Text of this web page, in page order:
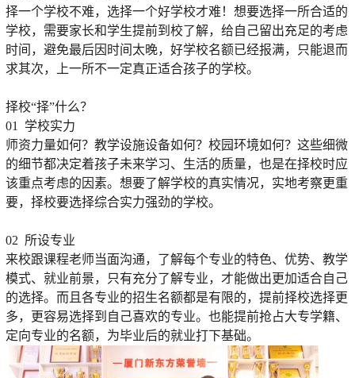
择一个学校不难，选择一个好学校才难！想要选择一所合适的
学校，需要家长和学生提前到校了解，给自己留出充足的考虑
时间，避免最后因时间太晚，好学校名额已经报满，只能退而
求其次，上一所不一定真正适合孩子的学校。
择校“择”什么？
01 学校实力
师资力量如何？教学设施设备如何？校园环境如何？这些细微
的细节都决定着孩子未来学习、生活的质量，也是在择校时应
该重点考虑的因素。想要了解学校的真实情况，实地考察更重
要，择校要选择综合实力强劲的学校。
02 所设专业
来校跟课程老师当面沟通，了解每个专业的特色、优势、教学
模式、就业前景，只有充分了解专业，才能做出更加适合自己
的选择。而且各专业的招生名额都是有限的，提前择校选择更
多，更容易选择到自己喜欢的专业。也能提前抢占大专学籍、
定向专业的名额，为毕业后的就业打下基础。